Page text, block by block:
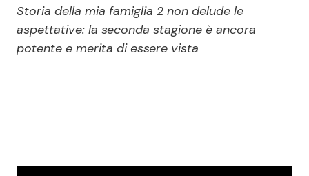
Persone Scomparse
Politica
Programmi TV
Reality e Talent
News Cinema News dal mondo
Storia della mia famiglia 2 non delude le
aspettative: la seconda stagione è ancora
potente e merita di essere vista